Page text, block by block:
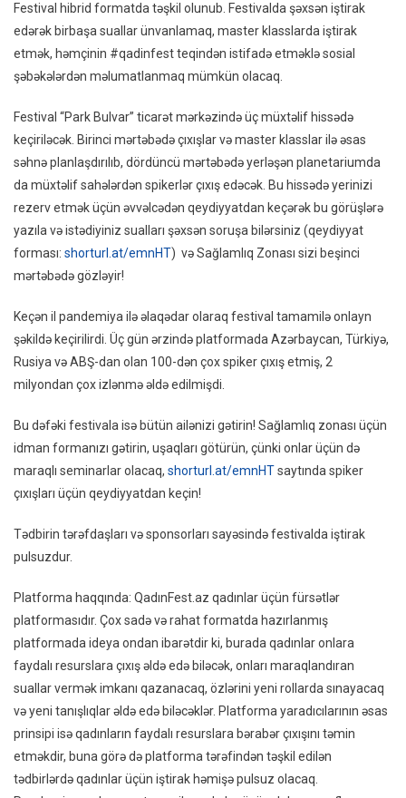
Festival hibrid formatda təşkil olunub. Festivalda şəxsən iştirak
edərək birbaşa suallar ünvanlamaq, master klasslarda iştirak
etmək, həmçinin #qadinfest teqindən istifadə etməklə sosial
şəbəkələrdən məlumatlanmaq mümkün olacaq.
Festival “Park Bulvar” ticarət mərkəzində üç müxtəlif hissədə
keçiriləcək. Birinci mərtəbədə çıxışlar və master klasslar ilə əsas
səhnə planlaşdırılıb, dördüncü mərtəbədə yerləşən planetariumda
da müxtəlif sahələrdən spikerlər çıxış edəcək. Bu hissədə yerinizi
rezerv etmək üçün əvvəlcədən qeydiyyatdan keçərək bu görüşlərə
yazıla və istədiyiniz sualları şəxsən soruşa bilərsiniz (qeydiyyat
forması: shorturl.at/emnHT) və Sağlamlıq Zonası sizi beşinci
mərtəbədə gözləyir!
Keçən il pandemiya ilə əlaqədar olaraq festival tamamilə onlayn
şəkildə keçirilirdi. Üç gün ərzində platformada Azərbaycan, Türkiyə,
Rusiya və ABŞ-dan olan 100-dən çox spiker çıxış etmiş, 2
milyondan çox izlənmə əldə edilmişdi.
Bu dəfəki festivala isə bütün ailənizi gətirin! Sağlamlıq zonası üçün
idman formanızı gətirin, uşaqları götürün, çünki onlar üçün də
maraqlı seminarlar olacaq, shorturl.at/emnHTsaytında spiker
çıxışları üçün qeydiyyatdan keçin!
Tədbirin tərəfdaşları və sponsorları sayəsində festivalda iştirak
pulsuzdur.
Platforma haqqında: QadınFest.az qadınlar üçün fürsətlər
platformasıdır. Çox sadə və rahat formatda hazırlanmış
platformada ideya ondan ibarətdir ki, burada qadınlar onlara
faydalı resurslara çıxış əldə edə biləcək, onları maraqlandıran
suallar vermək imkanı qazanacaq, özlərini yeni rollarda sınayacaq
və yeni tanışlıqlar əldə edə biləcəklər. Platforma yaradıcılarının əsas
prinsipi isə qadınların faydalı resurslara bərabər çıxışını təmin
etməkdir, buna görə də platforma tərəfindən təşkil edilən
tədbirlərdə qadınlar üçün iştirak həmişə pulsuz olacaq.